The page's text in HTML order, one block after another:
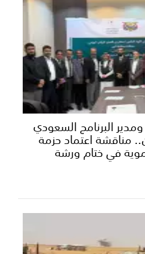
البرنامج السعودي
مناقشة اعتماد حزمة
في ختام ورشة